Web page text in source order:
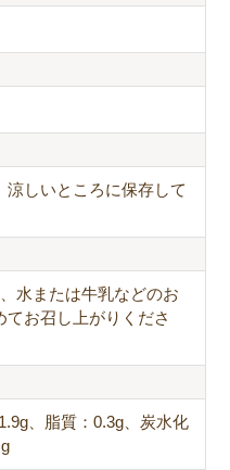
しいところに保存して
水または牛乳などのお
お召し上がりくださ
、脂質：0.3g、炭水化